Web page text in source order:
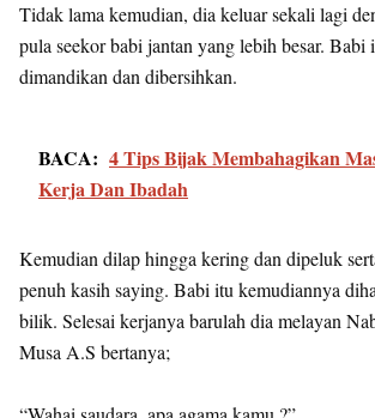
Tidak lama kemudian, dia keluar sekali lagi
pula seekor babi jantan yang lebih besar. Babi
dimandikan dan dibersihkan.
BACA: 4 Tips Bijak Membahagikan
Kerja Dan Ibadah
Kemudian dilap hingga kering dan dipeluk
penuh kasih saying. Babi itu kemudiannya
bilik. Selesai kerjanya barulah dia melayan
Musa A.S bertanya;